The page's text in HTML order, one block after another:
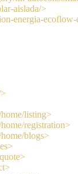
aislada/>
energia-
listing>
registration>
blogs>